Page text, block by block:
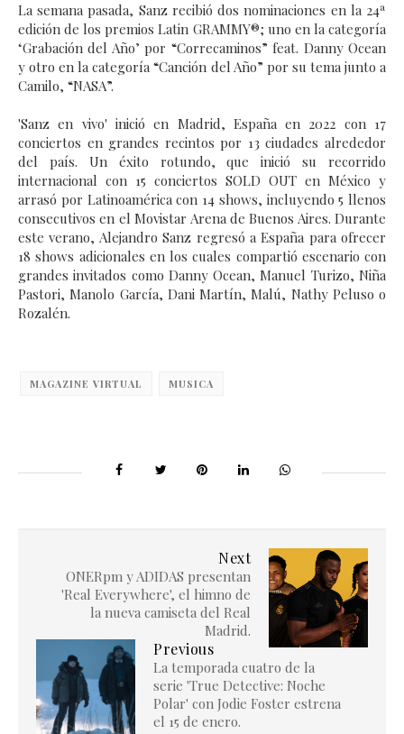
La semana pasada, Sanz recibió dos nominaciones en la 24ª
edición de los premios Latin GRAMMY®; uno en la categoría
‘Grabación del Año’ por “Correcaminos” feat. Danny Ocean
y otro en la categoría “Canción del Año” por su tema junto a
Camilo, “NASA”.
'Sanz en vivo' inició en Madrid, España en 2022 con 17
conciertos en grandes recintos por 13 ciudades alrededor
del país. Un éxito rotundo, que inició su recorrido
internacional con 15 conciertos SOLD OUT en México y
arrasó por Latinoamérica con 14 shows, incluyendo 5 llenos
consecutivos en el Movistar Arena de Buenos Aires. Durante
este verano, Alejandro Sanz regresó a España para ofrecer
18 shows adicionales en los cuales compartió escenario con
grandes invitados como Danny Ocean, Manuel Turizo, Niña
Pastori, Manolo García, Dani Martín, Malú, Nathy Peluso o
Rozalén.
MAGAZINE VIRTUAL MUSICA
Next
ONERpm y ADIDAS presentan
'Real Everywhere', el himno de
la nueva camiseta del Real
Madrid.
Previous
La temporada cuatro de la
serie 'True Detective: Noche
Polar' con Jodie Foster estrena
el 15 de enero.